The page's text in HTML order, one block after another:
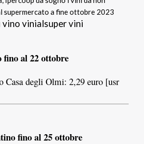
al 22 ottobre
Casa degli Olmi: 2,29 euro [usr
fino al 25 ottobre